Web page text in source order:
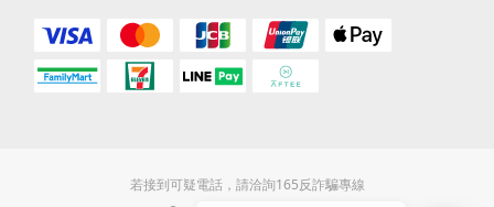
若接到可疑電話，請洽詢165反詐騙專線